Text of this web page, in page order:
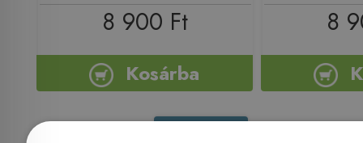
8 900 Ft
Kosárba
8
Rendelésre